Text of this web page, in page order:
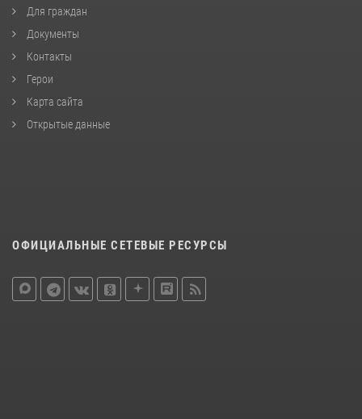
Для граждан
Документы
Контакты
Герои
Карта сайта
Открытые данные
ОФИЦИАЛЬНЫЕ СЕТЕВЫЕ РЕСУРСЫ